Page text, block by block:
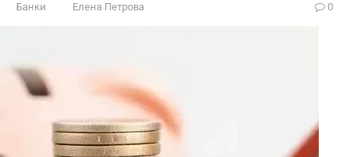
Банки Елена Петрова 0